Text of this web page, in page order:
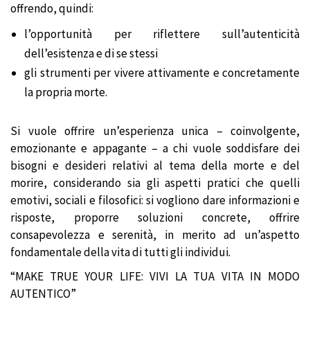
offrendo, quindi:
l’opportunità per riflettere sull’autenticità
dell’esistenza e di se stessi
gli strumenti per vivere attivamente e concretamente
la propria morte.
Si vuole offrire un’esperienza unica – coinvolgente,
emozionante e appagante – a chi vuole soddisfare dei
bisogni e desideri relativi al tema della morte e del
morire, considerando sia gli aspetti pratici che quelli
emotivi, sociali e filosofici: si vogliono dare informazioni e
risposte, proporre soluzioni concrete, offrire
consapevolezza e serenità, in merito ad un’aspetto
fondamentale della vita di tutti gli individui.
“MAKE TRUE YOUR LIFE: VIVI LA TUA VITA IN MODO
AUTENTICO”